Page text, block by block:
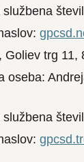
službena
, Goliev trg 11,
oseba:
službena